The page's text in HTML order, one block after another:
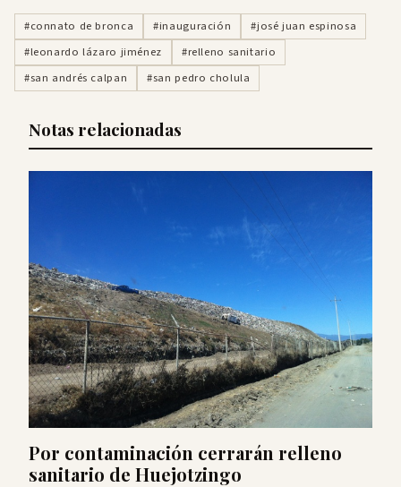
#connato de bronca #inauguración
#josé juan espinosa
#leonardo lázaro jiménez
#relleno sanitario
#san andrés calpan
#san pedro cholula
Notas relacionadas
Por contaminación cerrarán relleno
sanitario de Huejotzingo